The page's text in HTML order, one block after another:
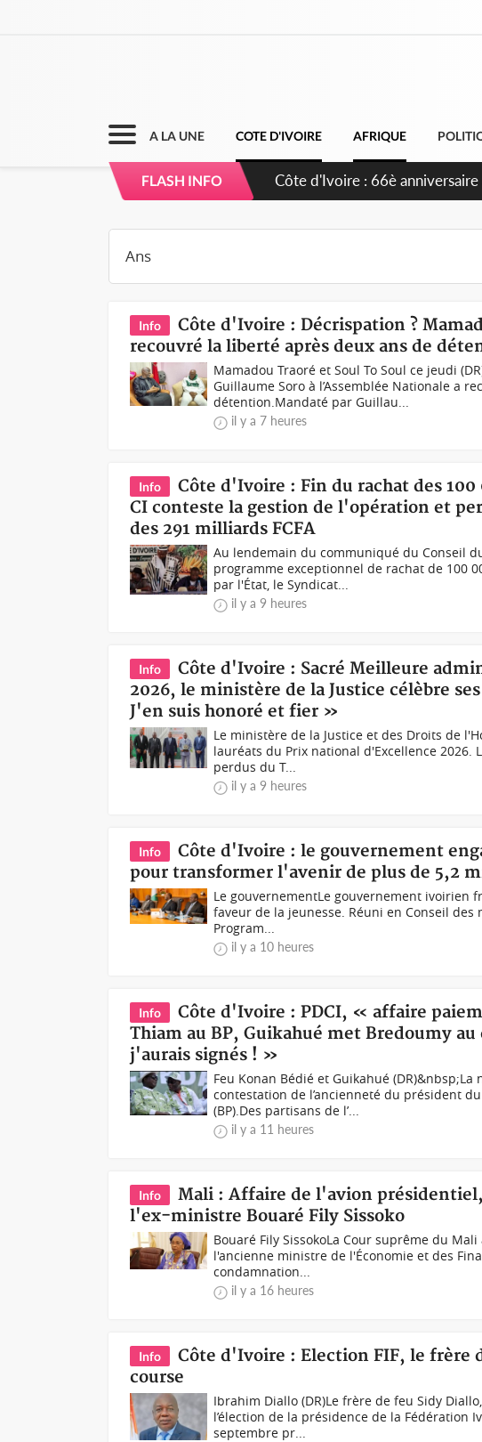
A LA UNE COTE D'IVOIRE AFRIQUE
FLASH INFO
Côte d'Ivoire : À Abidjan,
Info
Côte d'Ivoire : Décrispation ?
recouvré la liberté après deux ans de
Mamadou Traoré et Soul To Soul ce jeudi
Guillaume Soro à l’Assemblée Nationale a
détention.Mandaté par Guillau...
il y a 7 heures
Info
Côte d'Ivoire : Fin du rachat des
CI conteste la gestion de l'opération et
des 291 milliards FCFA
Au lendemain du communiqué du Conseil
programme exceptionnel de rachat de 100
par l'État, le Syndicat...
il y a 9 heures
Info
Côte d'Ivoire : Sacré Meilleure
2026, le ministère de la Justice célèbre
J'en suis honoré et fier »
Le ministère de la Justice et des Droits de
lauréats du Prix national d'Excellence 2026.
perdus du T...
il y a 9 heures
Info
Côte d'Ivoire : le gouvernement
pour transformer l'avenir de plus de 5,2
Le gouvernementLe gouvernement ivoirien
faveur de la jeunesse. Réuni en Conseil
Program...
il y a 10 heures
Info
Côte d'Ivoire : PDCI, « affaire
Thiam au BP, Guikahué met Bredoumy
j'aurais signés ! »
Feu Konan Bédié et Guikahué (DR)&nbsp;La
contestation de l’ancienneté du président
(BP).Des partisans de l’...
il y a 11 heures
Info
Mali : Affaire de l'avion
l'ex-ministre Bouaré Fily Sissoko
Bouaré Fily SissokoLa Cour suprême du
l'ancienne ministre de l'Économie et des
condamnation...
il y a 16 heures
Info
Côte d'Ivoire : Election FIF, le frère
course
Ibrahim Diallo (DR)Le frère de feu Sidy
l’élection de la présidence de la Fédération
septembre pr...